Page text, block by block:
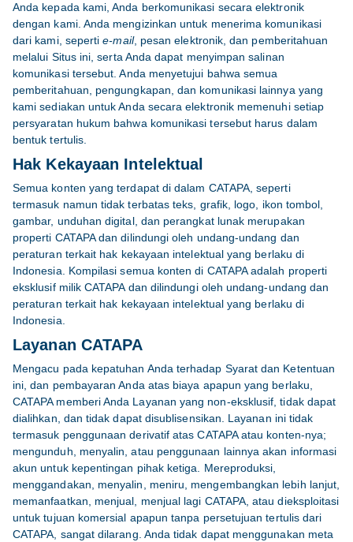
Anda kepada kami, Anda berkomunikasi secara elektronik
dengan kami. Anda mengizinkan untuk menerima komunikasi
dari kami, sepertie-mail, pesan elektronik, dan pemberitahuan
melalui Situs ini, serta Anda dapat menyimpan salinan
komunikasi tersebut. Anda menyetujui bahwa semua
pemberitahuan, pengungkapan, dan komunikasi lainnya yang
kami sediakan untuk Anda secara elektronik memenuhi setiap
persyaratan hukum bahwa komunikasi tersebut harus dalam
bentuk tertulis.
Hak Kekayaan Intelektual
Semua konten yang terdapat di dalam CATAPA, seperti
termasuk namun tidak terbatas teks, grafik, logo, ikon tombol,
gambar, unduhan digital, dan perangkat lunak merupakan
properti CATAPA dan dilindungi oleh undang-undang dan
peraturan terkait hak kekayaan intelektual yang berlaku di
Indonesia. Kompilasi semua konten di CATAPA adalah properti
eksklusif milik CATAPA dan dilindungi oleh undang-undang dan
peraturan terkait hak kekayaan intelektual yang berlaku di
Indonesia.
Layanan CATAPA
Mengacu pada kepatuhan Anda terhadap Syarat dan Ketentuan
ini, dan pembayaran Anda atas biaya apapun yang berlaku,
CATAPA memberi Anda Layanan yang non-eksklusif, tidak dapat
dialihkan, dan tidak dapat disublisensikan. Layanan ini tidak
termasuk penggunaan derivatif atas CATAPA atau konten-nya;
mengunduh, menyalin, atau penggunaan lainnya akan informasi
akun untuk kepentingan pihak ketiga. Mereproduksi,
menggandakan, menyalin, meniru, mengembangkan lebih lanjut,
memanfaatkan, menjual, menjual lagi CATAPA, atau dieksploitasi
untuk tujuan komersial apapun tanpa persetujuan tertulis dari
CATAPA, sangat dilarang. Anda tidak dapat menggunakan meta